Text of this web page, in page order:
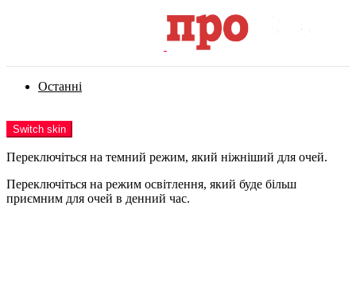
Останні
Switch skin
Переключіться на темний режим, який ніжніший для очей.
Переключіться на режим освітлення, який буде більш
приємним для очей в денний час.